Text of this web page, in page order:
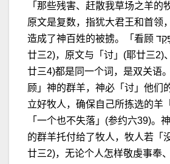
「那些残害、赶散我草场之羊的
原文是复数，指犹大君王和首领
造成了神百姓的被掳。「看顾 פָּקַד/paw-kad’」(耶
廿三2)，原文与「讨」(耶廿三2)
廿三4)都是同一个词，是双关语
顾」神的群羊，神必「讨」他们
立好牧人，确保自己所拣选的羊
「一个也不失落」(参约六39)。
的群羊托付给了牧人，牧人若「
廿三2)，无论个人怎样敬虔事奉